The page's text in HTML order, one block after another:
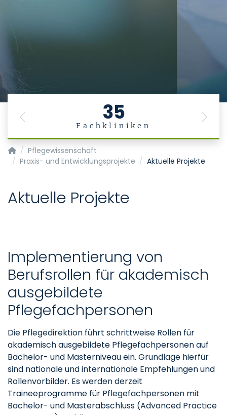
35
Fachkliniken
Previous Next
Pflegedienst
Pflegewissenschaft
Praxis- und Entwicklungsprojekte
Aktuelle Projekte
Aktuelle Projekte
Implementierung von
Berufsrollen für akademisch
ausgebildete
Pflegefachpersonen
Die Pflegedirektion führt schrittweise Rollen für
akademisch ausgebildete Pflegefachpersonen auf
Bachelor- und Masterniveau ein. Grundlage hierfür
sind nationale und internationale Empfehlungen und
Rollenvorbilder. Es werden derzeit
Traineeprogramme für Pflegefachpersonen mit
Bachelor- und Masterabschluss (Advanced Practice